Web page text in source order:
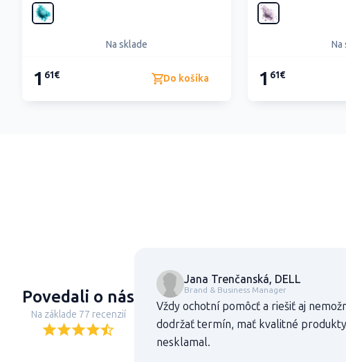
Na sklade
1 61€ Do košíka
Na
1 61€
Povedali o nás
Na základe 77 recenzií
Jana Trenčanská, DELL
Brand & Business Manager
Vždy ochotní pomôcť a riešiť aj
dodržať termín, mať kvalitné
nesklamal.